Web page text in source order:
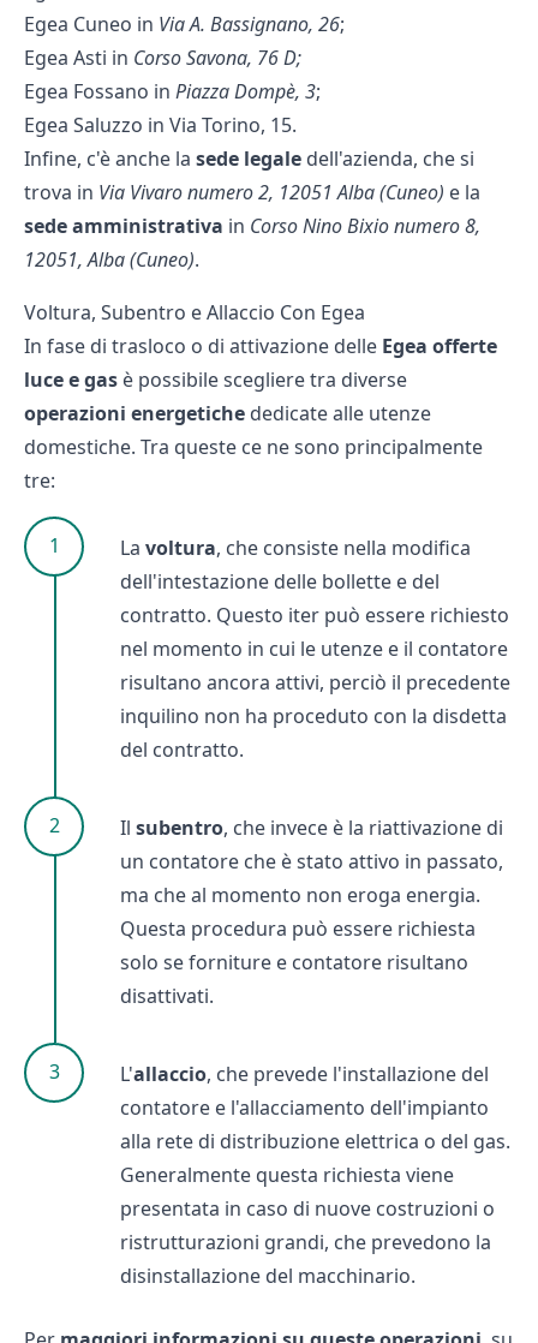
Egea Cuneo in Via A. Bassignano, 26;
Egea Asti in Corso Savona, 76 D;
Egea Fossano in Piazza Dompè, 3;
Egea Saluzzo in Via Torino, 15.
Infine, c'è anche la sede legale dell'azienda, che si
trova in Via Vivaro numero 2, 12051 Alba (Cuneo) e la
sede amministrativa in Corso Nino Bixio numero 8,
12051, Alba (Cuneo).
Voltura, Subentro e Allaccio Con Egea
In fase di trasloco o di attivazione delle Egea offerte
luce e gas è possibile scegliere tra diverse
operazioni energetiche dedicate alle utenze
domestiche. Tra queste ce ne sono principalmente
tre:
La voltura, che consiste nella modifica
dell'intestazione delle bollette e del
contratto. Questo iter può essere richiesto
nel momento in cui le utenze e il contatore
risultano ancora attivi, perciò il precedente
inquilino non ha proceduto con la disdetta
del contratto.
Il subentro, che invece è la riattivazione di
un contatore che è stato attivo in passato,
ma che al momento non eroga energia.
Questa procedura può essere richiesta
solo se forniture e contatore risultano
disattivati.
L'allaccio, che prevede l'installazione del
contatore e l'allacciamento dell'impianto
alla rete di distribuzione elettrica o del gas.
Generalmente questa richiesta viene
presentata in caso di nuove costruzioni o
ristrutturazioni grandi, che prevedono la
disinstallazione del macchinario.